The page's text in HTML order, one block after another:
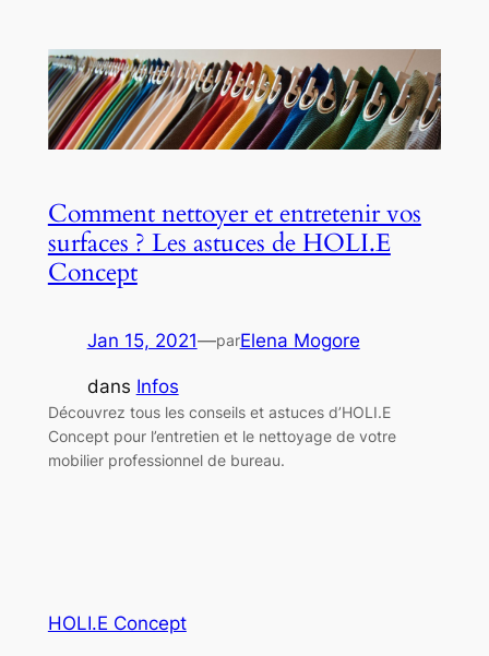
Comment nettoyer et entretenir vos
surfaces ? Les astuces de HOLI.E
Concept
Jan 15, 2021—parElena Mogore
dans Infos
Découvrez tous les conseils et astuces d’HOLI.E
Concept pour l’entretien et le nettoyage de votre
mobilier professionnel de bureau.
HOLI.E Concept